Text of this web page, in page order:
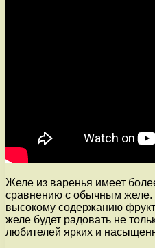
Желе из варенья имеет
сравнению с обычным желе.
высокому содержанию
желе будет радовать не
любителей ярких и